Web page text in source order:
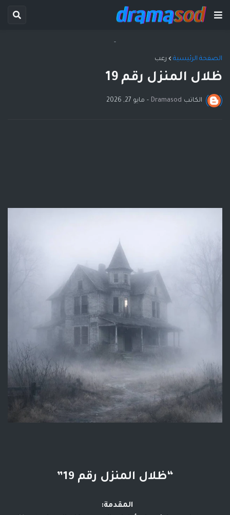
-
الصفحة الرئيسية رعب
ظلال المنزل رقم 19
الكاتب Dramasod
- مايو 27, 2026
“ظلال المنزل رقم 19”
المقدمة: